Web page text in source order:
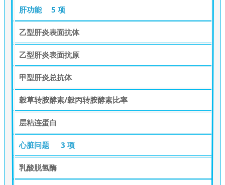
肝功能 5 项
乙型肝炎表面抗体
乙型肝炎表面抗原
甲型肝炎总抗体
穀草转胺酵素/穀丙转胺酵素比率
层粘连蛋白
心脏问题 3 项
乳酸脱氢酶